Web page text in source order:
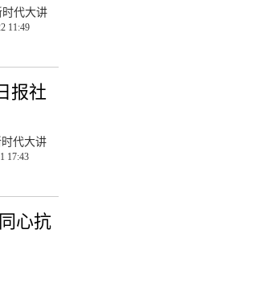
时代大讲
11:49
报社
代大讲
17:43
心抗